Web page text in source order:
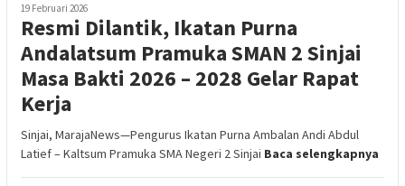
19 Februari 2026
Resmi Dilantik, Ikatan Purna
Andalatsum Pramuka SMAN 2 Sinjai
Masa Bakti 2026 – 2028 Gelar Rapat
Kerja
Sinjai, MarajaNews—Pengurus Ikatan Purna Ambalan Andi Abdul
Latief – Kaltsum Pramuka SMA Negeri 2 Sinjai Baca selengkapnya